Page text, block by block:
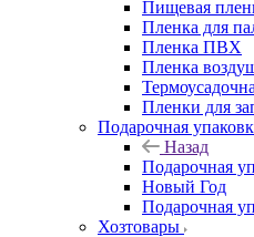
Пищевая
Пленка для
Пленка ПВХ
Пленка
Пленки для
Подарочная
Назад
Подарочная
Новый Год
Подарочная
Хозтовары